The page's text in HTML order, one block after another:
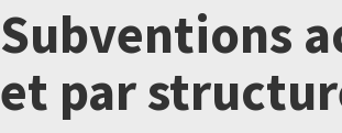
Subventions
et par